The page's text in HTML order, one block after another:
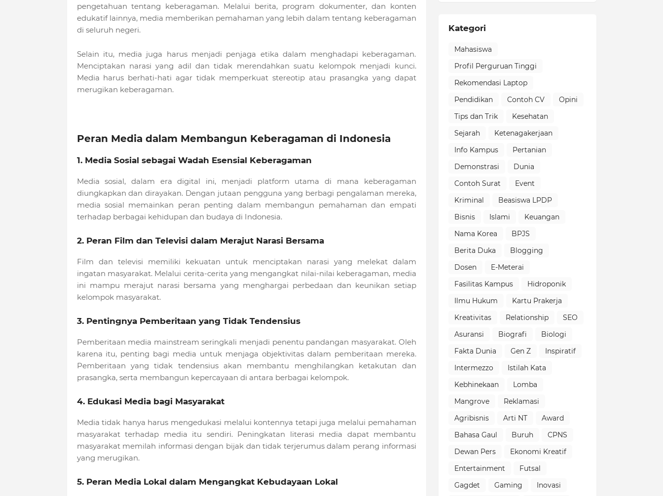
pengetahuan tentang keberagaman. Melalui berita, program dokumenter, dan konten
edukatif lainnya, media memberikan pemahaman yang lebih dalam tentang keberagaman
di seluruh negeri.
Selain itu, media juga harus menjadi penjaga etika dalam menghadapi keberagaman.
Menciptakan narasi yang adil dan tidak merendahkan suatu kelompok menjadi kunci.
Media harus berhati-hati agar tidak memperkuat stereotip atau prasangka yang dapat
merugikan keberagaman.
Peran Media dalam Membangun Keberagaman di Indonesia
1. Media Sosial sebagai Wadah Esensial Keberagaman
Media sosial, dalam era digital ini, menjadi platform utama di mana keberagaman
diungkapkan dan dirayakan. Dengan jutaan pengguna yang berbagi pengalaman mereka,
media sosial memainkan peran penting dalam membangun pemahaman dan empati
terhadap berbagai kehidupan dan budaya di Indonesia.
2. Peran Film dan Televisi dalam Merajut Narasi Bersama
Film dan televisi memiliki kekuatan untuk menciptakan narasi yang melekat dalam
ingatan masyarakat. Melalui cerita-cerita yang mengangkat nilai-nilai keberagaman, media
ini mampu merajut narasi bersama yang menghargai perbedaan dan keunikan setiap
kelompok masyarakat.
3. Pentingnya Pemberitaan yang Tidak Tendensius
Pemberitaan media mainstream seringkali menjadi penentu pandangan masyarakat. Oleh
karena itu, penting bagi media untuk menjaga objektivitas dalam pemberitaan mereka.
Pemberitaan yang tidak tendensius akan membantu menghilangkan ketakutan dan
prasangka, serta membangun kepercayaan di antara berbagai kelompok.
4. Edukasi Media bagi Masyarakat
Media tidak hanya harus mengedukasi melalui kontennya tetapi juga melalui pemahaman
masyarakat terhadap media itu sendiri. Peningkatan literasi media dapat membantu
masyarakat memilah informasi dengan bijak dan tidak terjerumus dalam perang informasi
yang merugikan.
5. Peran Media Lokal dalam Mengangkat Kebudayaan Lokal
Kategori
Mahasiswa
Profil Perguruan Tinggi
Rekomendasi Laptop
Pendidikan
Contoh CV
Opini
Tips dan Trik
Kesehatan
Sejarah
Ketenagakerjaan
Info Kampus
Pertanian
Demonstrasi
Dunia
Contoh Surat
Event
Kriminal
Beasiswa LPDP
Bisnis
Islami
Keuangan
Nama Korea
BPJS
Berita Duka
Blogging
Dosen
E-Meterai
Fasilitas Kampus
Hidroponik
Ilmu Hukum
Kartu Prakerja
Kreativitas
Relationship
SEO
Asuransi
Biografi
Biologi
Fakta Dunia
Gen Z
Inspiratif
Intermezzo
Istilah Kata
Kebhinekaan
Lomba
Mangrove
Reklamasi
Agribisnis
Arti NT
Award
Bahasa Gaul
Buruh
CPNS
Dewan Pers
Ekonomi Kreatif
Entertainment
Futsal
Gagdet
Gaming
Inovasi